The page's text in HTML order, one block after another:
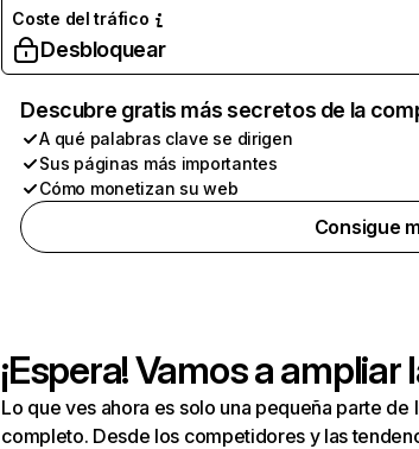
Coste del tráfico
Desbloquear
Descubre gratis más secretos de la
A qué palabras clave se dirigen
Sus páginas más importantes
Cómo monetizan su web
Consigue
¡Espera! Vamos a ampliar
Lo que ves ahora es solo una pequeña parte
completo. Desde los competidores y las